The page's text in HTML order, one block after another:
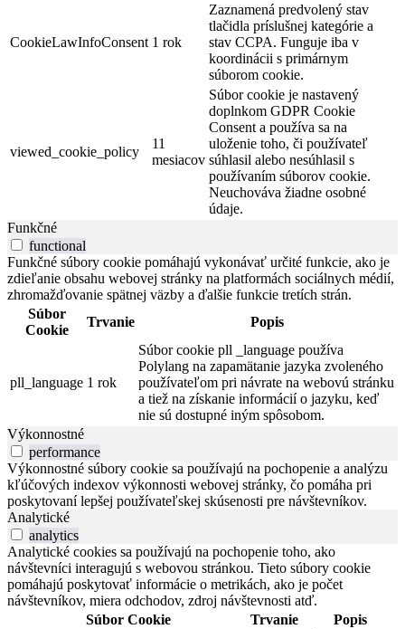
CookieLawInfoConsent 1 rok
Zaznamená predvolený stav
tlačidla príslušnej kategórie a
stav CCPA. Funguje iba v
koordinácii s primárnym
súborom cookie.
viewed_cookie_policy
11
mesiacov
Súbor cookie je nastavený
doplnkom GDPR Cookie
Consent a používa sa na
uloženie toho, či používateľ
súhlasil alebo nesúhlasil s
používaním súborov cookie.
Neuchováva žiadne osobné
údaje.
Funkčné
functional
Funkčné súbory cookie pomáhajú vykonávať určité funkcie, ako je
zdieľanie obsahu webovej stránky na platformách sociálnych médií,
zhromažďovanie spätnej väzby a ďalšie funkcie tretích strán.
Súbor
Cookie
Trvanie Popis
pll_language 1 rok
Súbor cookie pll _language používa
Polylang na zapamätanie jazyka zvoleného
používateľom pri návrate na webovú stránku
a tiež na získanie informácií o jazyku, keď
nie sú dostupné iným spôsobom.
Výkonnostné
performance
Výkonnostné súbory cookie sa používajú na pochopenie a analýzu
kľúčových indexov výkonnosti webovej stránky, čo pomáha pri
poskytovaní lepšej používateľskej skúsenosti pre návštevníkov.
Analytické
analytics
Analytické cookies sa používajú na pochopenie toho, ako
návštevníci interagujú s webovou stránkou. Tieto súbory cookie
pomáhajú poskytovať informácie o metrikách, ako je počet
návštevníkov, miera odchodov, zdroj návštevnosti atď.
Súbor Cookie
Trvanie Popis